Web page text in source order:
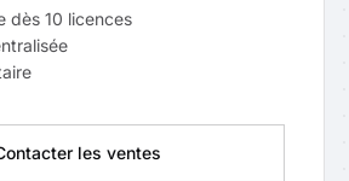
dès 10 licences
les ventes